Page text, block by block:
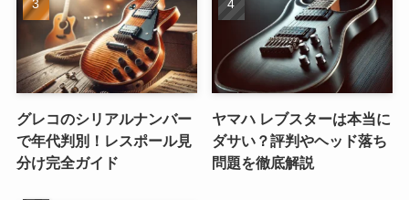
グレコのシリアルナンバー
で年代判別！レスポール見
分け完全ガイド
ヤマハ レブスターは本当に
ダサい？評判やヘッド落ち
問題を徹底解説